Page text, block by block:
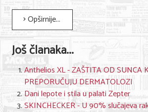
Opširnije...
Još članaka...
Anthelios XL - ZAŠTITA OD SUNCA
PREPORUČUJU DERMATOLOZI
Dani lepote i stila u palati Zepter
SKINCHECKER - U 90% slučajeva